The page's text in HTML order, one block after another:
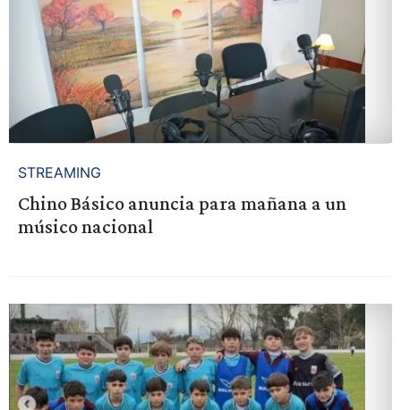
STREAMING
Chino Básico anuncia para mañana a un
músico nacional